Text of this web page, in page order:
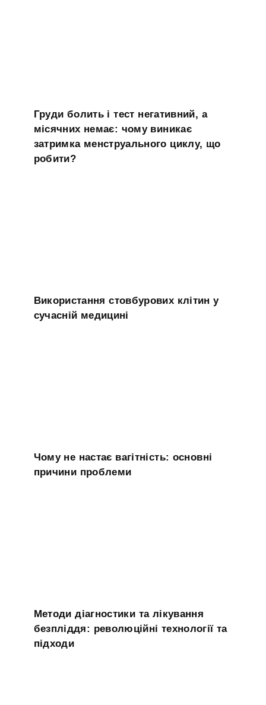
Груди болить і тест негативний, а
місячних немає: чому виникає
затримка менструального циклу, що
робити?
Використання стовбурових клітин у
сучасній медицині
Чому не настає вагітність: основні
причини проблеми
Методи діагностики та лікування
безпліддя: революційні технології та
підходи